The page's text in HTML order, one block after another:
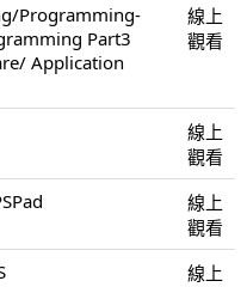
Programming-
Part3
Application
線上
觀看
線上
觀看
線上
觀看
線上